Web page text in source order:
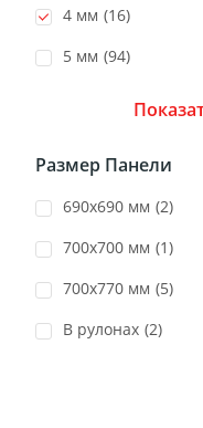
4 мм (16)
5 мм (94)
Размер Панели
690х690 мм (2)
700х700 мм (1)
700х770 мм (5)
В рулонах (2)